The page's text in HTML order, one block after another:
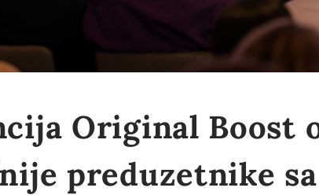
Original Boost
preduzetnike